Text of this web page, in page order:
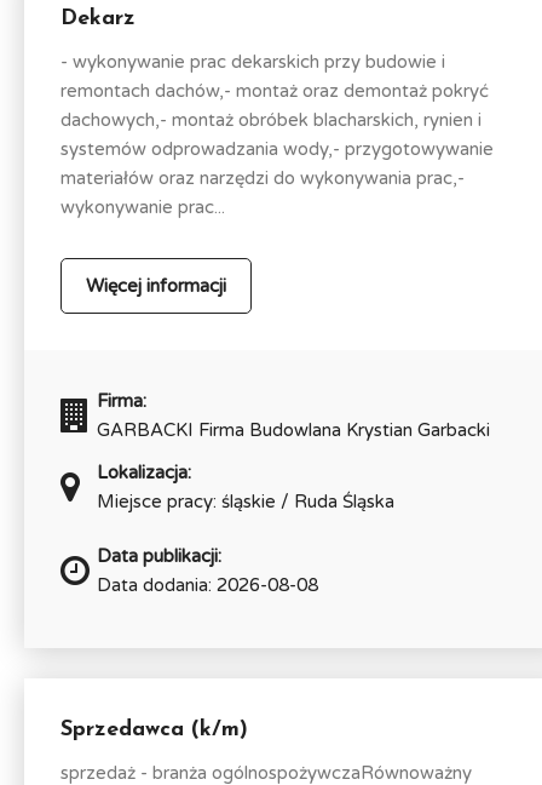
Dekarz
- wykonywanie prac dekarskich przy budowie i
remontach dachów,- montaż oraz demontaż pokryć
dachowych,- montaż obróbek blacharskich, rynien i
systemów odprowadzania wody,- przygotowywanie
materiałów oraz narzędzi do wykonywania prac,-
wykonywanie prac...
Więcej informacji
Firma:
GARBACKI Firma Budowlana Krystian Garbacki
Lokalizacja:
Miejsce pracy: śląskie / Ruda Śląska
Data publikacji:
Data dodania: 2026-08-08
Sprzedawca (k/m)
sprzedaż - branża ogólnospożywczaRównoważny